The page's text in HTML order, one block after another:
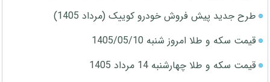
طرح جدید پیش فروش خودرو کوییک (مرداد 1405)
قیمت سکه و طلا امروز شنبه 1405/05/10
قیمت سکه و طلا چهارشنبه 14 مرداد 1405